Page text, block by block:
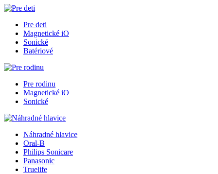
Pre deti
Magnetické iO
Sonické
Batériové
Pre rodinu
Magnetické iO
Sonické
Náhradné hlavice
Oral-B
Philips Sonicare
Panasonic
Truelife